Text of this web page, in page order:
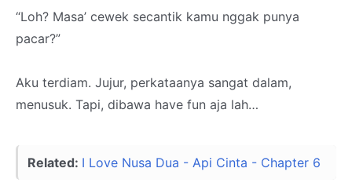
“Loh? Masa’ cewek secantik kamu nggak punya
pacar?”
Aku terdiam. Jujur, perkataanya sangat dalam,
menusuk. Tapi, dibawa have fun aja lah…
Related: I Love Nusa Dua - Api Cinta - Chapter 6